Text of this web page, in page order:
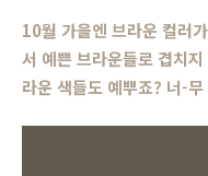
10월 가을엔 브라운 컬러
서 예쁜 브라운들로 겹치
라운 색들도 예뿌죠? 너-